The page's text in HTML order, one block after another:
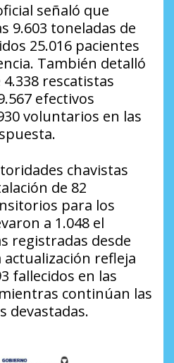
señaló que
9.603 toneladas de
25.016 pacientes
También detalló
rescatistas
efectivos
voluntarios en las
chavistas
de 82
para los
a 1.048 el
registradas desde
refleja
fallecidos en las
continúan las
devastadas.